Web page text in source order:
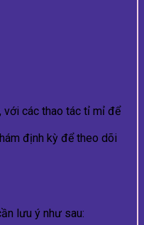
với các thao tác tỉ mỉ để
định kỳ để theo dõi
lưu ý như sau: